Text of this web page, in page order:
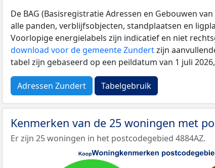
De BAG (Basisregistratie Adressen en Gebouwen
alle panden, verblijfsobjecten, standplaatsen en
Voorlopige energielabels zijn indicatief en niet
download voor de gemeente Zundertzijn
tabel zijn gebaseerd op een peildatum van 1 juli
Adressen Zundert Tabelgebruik
Kenmerken van de 25 woningen met
Er zijn 25 woningen in het postcodegebied 4884AZ.